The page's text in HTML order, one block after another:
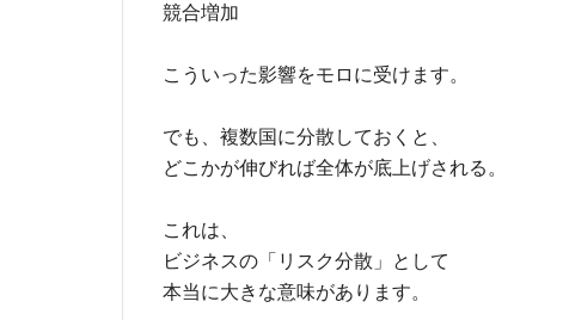
競合増加
こういった影響をモロに受けます。
でも、複数国に分散しておくと、
どこかが伸びれば全体が底上げされる。
これは、
ビジネスの「リスク分散」として
本当に大きな意味があります。